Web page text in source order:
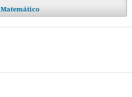
Matemático